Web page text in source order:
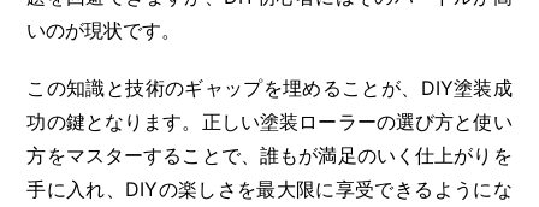
いのが現状です。
この知識と技術のギャップを埋めることが、DIY塗装成
功の鍵となります。正しい塗装ローラーの選び方と使い
方をマスターすることで、誰もが満足のいく仕上がりを
手に入れ、DIYの楽しさを最大限に享受できるようにな